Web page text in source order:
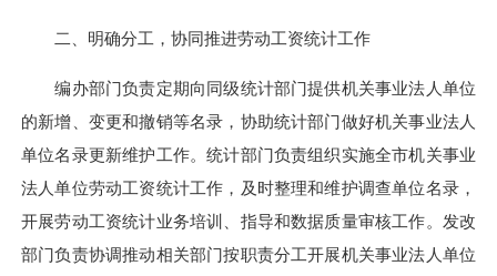
二、明确分工，协同推进劳动工资统计工作
编办部门负责定期向同级统计部门提供机关事业法人单位
的新增、变更和撤销等名录，协助统计部门做好机关事业法人
单位名录更新维护工作。统计部门负责组织实施全市机关事业
法人单位劳动工资统计工作，及时整理和维护调查单位名录，
开展劳动工资统计业务培训、指导和数据质量审核工作。发改
部门负责协调推动相关部门按职责分工开展机关事业法人单位